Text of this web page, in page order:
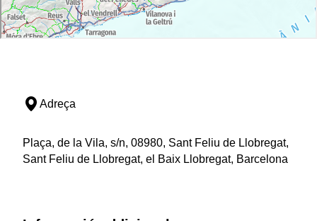
Adreça
Plaça, de la Vila, s/n, 08980, Sant Feliu de Llobregat,
Sant Feliu de Llobregat, el Baix Llobregat, Barcelona